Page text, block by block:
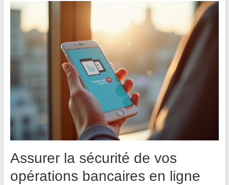
Assurer la sécurité de vos
opérations bancaires en ligne